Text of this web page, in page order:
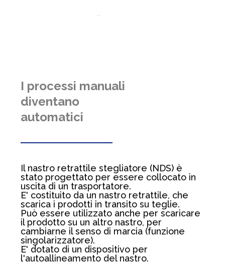
I processi manuali
diventano
automatici
Il nastro retrattile stegliatore (NDS) è
stato progettato per essere collocato in
uscita di un trasportatore.
E' costituito da un nastro retrattile, che
scarica i prodotti in transito su teglie.
Può essere utilizzato anche per scaricare
il prodotto su un altro nastro, per
cambiarne il senso di marcia (funzione
singolarizzatore).
E' dotato di un dispositivo per
l'autoallineamento del nastro.